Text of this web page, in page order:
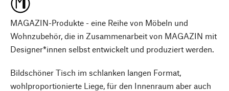
MAGAZIN-Produkte - eine Reihe von Möbeln und
Wohnzubehör, die in Zusammenarbeit von MAGAZIN mit
Designer*innen selbst entwickelt und produziert werden.
Bildschöner Tisch im schlanken langen Format,
wohlproportionierte Liege, für den Innenraum aber auch